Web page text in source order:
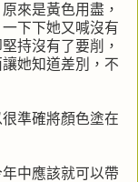
來是黃色用盡，
下下她又喊沒有
持沒有了要削，
她知道差別，不
準確將顏色塗在
年中應該就可以帶